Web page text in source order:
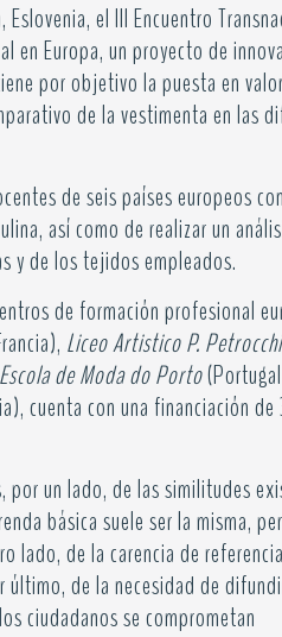
el III Encuentro
en Europa, un proyecto de
por objetivo la puesta en
de la vestimenta en las
de seis países europeos
así como de realizar un
y de los tejidos empleados.
de formación profesional
Liceo Artistico P.
Escola de Moda do Porto
cuenta con una financiación
un lado, de las similitudes
básica suele ser la misma,
lado, de la carencia de
de la necesidad de
ciudadanos se comprometan